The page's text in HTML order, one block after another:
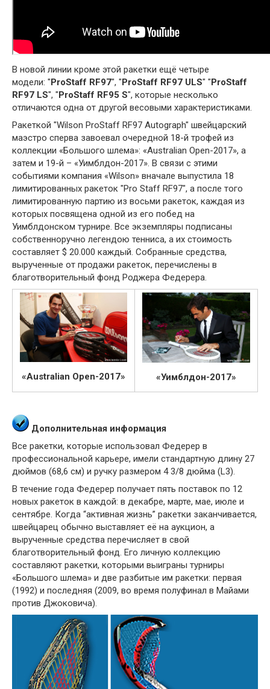
В новой линии кроме этой ракетки ещё четыре
модели: "ProStaff RF97", "ProStaff RF97 ULS" "ProStaff
RF97 LS", "ProStaff RF95 S", которые несколько
отличаются одна от другой весовыми характеристиками.
Ракеткой "Wilson ProStaff RF97 Autograph" швейцарский
маэстро сперва завоевал очередной 18-й трофей из
коллекции «Большого шлема»: «Australian Open-2017», а
затем и 19-й – «Уимблдон-2017». В связи с этими
событиями компания «Wilson» вначале выпустила 18
лимитированных ракеток "Pro Staff RF97", а после того
лимитированную партию из восьми ракеток, каждая из
которых посвящена одной из его побед на
Уимблдонском турнире. Все экземпляры подписаны
собственноручно легендою тенниса, а их стоимость
составляет $ 20.000 каждый. Собранные средства,
вырученные от продажи ракеток, перечислены в
благотворительный фонд Роджера Федерера.
«Australian Open-2017» «Уимблдон-2017»
Дополнительная информация
Все ракетки, которые использовал Федерер в
профессиональной карьере, имели стандартную длину 27
дюймов (68,6 см) и ручку размером 4 3/8 дюйма (L3).
В течение года Федерер получает пять поставок по 12
новых ракеток в каждой: в декабре, марте, мае, июле и
сентябре. Когда “активная жизнь” ракетки заканчивается,
швейцарец обычно выставляет её на аукцион, а
вырученные средства перечисляет в свой
благотворительный фонд. Его личную коллекцию
составляют ракетки, которыми выиграны турниры
«Большого шлема» и две разбитые им ракетки: первая
(1992) и последняя (2009, во время полуфинал в Майами
против Джоковича).